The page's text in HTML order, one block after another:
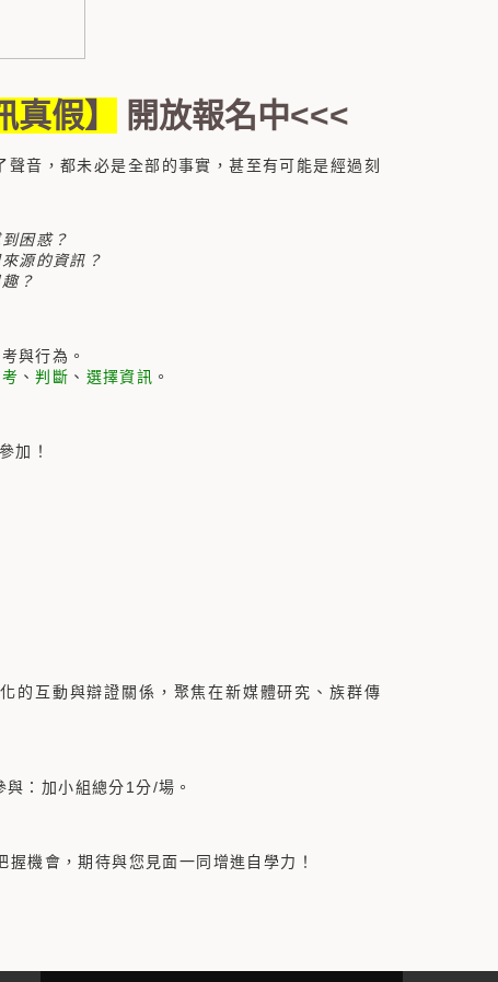
假】 開放報名中<<<
音，都未必是全部的事實，甚至有可能是經過刻
困惑？
源的資訊？
？
與行為。
、判斷 、 選擇資訊 。
加！
的互動與辯證關係，聚焦在新媒體研究、族群傳
：加小組總分1分/場。
機會，期待與您見面一同增進自學力！